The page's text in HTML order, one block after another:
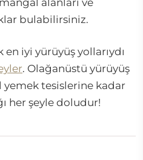
alanları ve
bulabilirsiniz.
iyi yürüyüş yollarıydı
. Olağanüstü yürüyüş
tesislerine kadar
her şeyle doludur!